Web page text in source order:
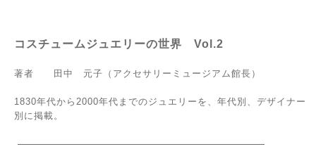
コスチュームジュエリーの世界 Vol.2
著者 田中 元子（ アクセサリーミュージアム館長 ）
1830年代から2000年代までのジュエリーを、年代別、デザイナー
別に掲載。